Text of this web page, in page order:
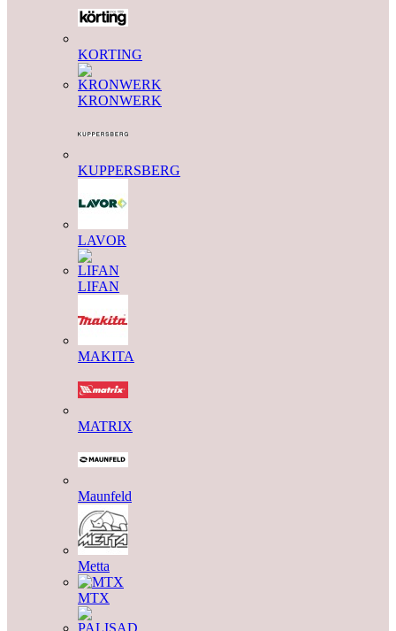
KORTING
KRONWERK
KUPPERSBERG
LAVOR
LIFAN
MAKITA
MATRIX
Maunfeld
Metta
MTX